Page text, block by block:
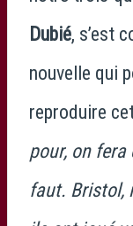
Dubié, s’est
nouvelle qui
reproduire
pour, on fera
faut. Bristol,